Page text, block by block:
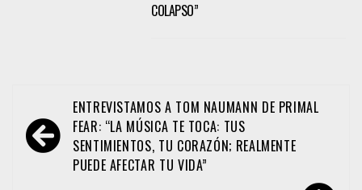
COLAPSO”
Navegación
de
entradas
ENTREVISTAMOS A TOM NAUMANN DE PRIMAL
FEAR: “LA MÚSICA TE TOCA: TUS
SENTIMIENTOS, TU CORAZÓN; REALMENTE
PUEDE AFECTAR TU VIDA”